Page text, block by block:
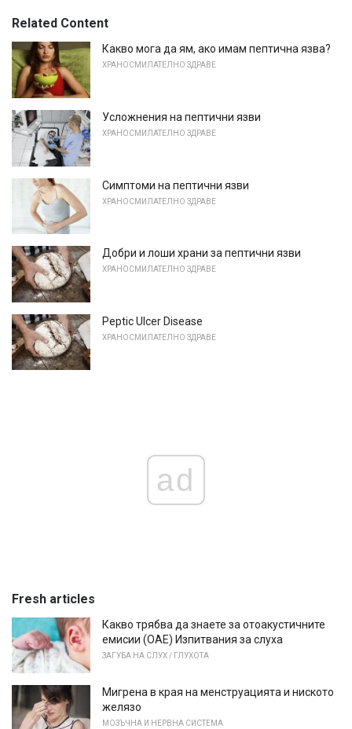
Related Content
Какво мога да ям, ако имам пептична язва?
ХРАНОСМИЛАТЕЛНО ЗДРАВЕ
Усложнения на пептични язви
ХРАНОСМИЛАТЕЛНО ЗДРАВЕ
Симптоми на пептични язви
ХРАНОСМИЛАТЕЛНО ЗДРАВЕ
Добри и лоши храни за пептични язви
ХРАНОСМИЛАТЕЛНО ЗДРАВЕ
Peptic Ulcer Disease
ХРАНОСМИЛАТЕЛНО ЗДРАВЕ
ad
Fresh articles
Какво трябва да знаете за отоакустичните
емисии (ОАЕ) Изпитвания за слуха
ЗАГУБА НА СЛУХ / ГЛУХОТА
Мигрена в края на менструацията и ниското
желязо
МОЗЪЧНА И НЕРВНА СИСТЕМА